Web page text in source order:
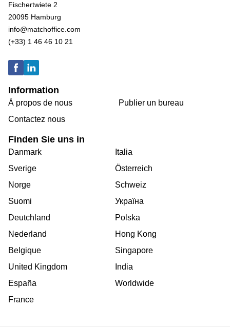
Fischertwiete 2
20095 Hamburg
info@matchoffice.com
(+33) 1 46 46 10 21
Information
Á propos de nous
Contactez nous
Publier un bureau
Finden Sie uns in
Danmark
Sverige
Norge
Suomi
Deutchland
Nederland
Belgique
United Kingdom
España
France
Italia
Österreich
Schweiz
Україна
Polska
Hong Kong
Singapore
India
Worldwide